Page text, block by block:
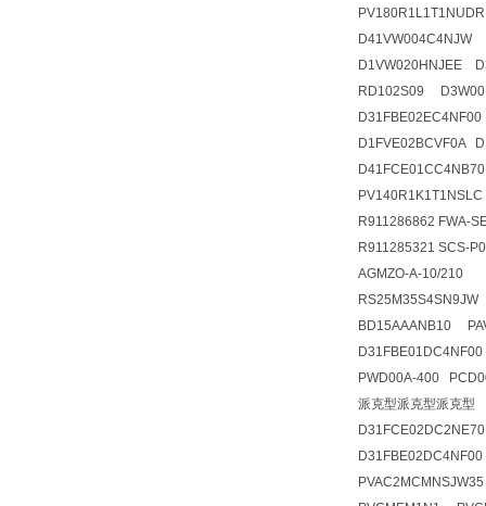
D41VW004C4NJW
D1VW020HNJEE
RD102S09
D1FVE02BCVF0A
R911286862 FWA-
R911285321 SCS-
AGMZO-A-10/210
BD15AAANB10
PWD00A-400
派克型派克型派克型